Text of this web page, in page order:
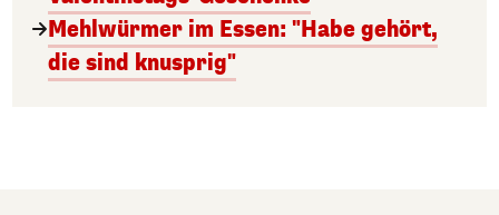
Mehlwürmer im Essen: "Habe gehört,
die sind knusprig"